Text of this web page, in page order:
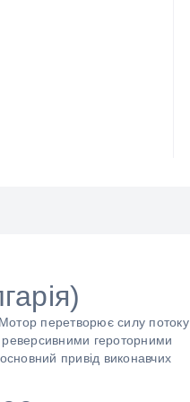
перетворює силу потоку
реверсивними героторними
привід виконавчих